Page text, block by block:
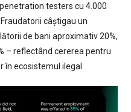
testers cu 4.000
câștigau un
de bani aproximativ 20%,
– reflectând cererea pentru
ecosistemul ilegal.